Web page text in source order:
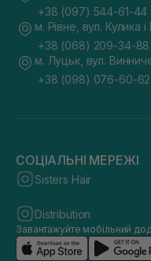
+38 (097) 544-61-44
м. Рівне, вул. Кулика
+38 (068) 209-34-88
м. Луцьк, вул.
+38 (098) 076-60-62
СОЦІАЛЬНІ МЕРЕЖІ
Sisters Hair
Distribution
Завантажуйте мобільний